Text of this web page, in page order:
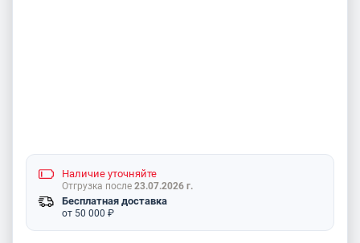
Наличие уточняйте
Отгрузка после 23.07.2026 г.
Бесплатная доставка
от 50 000 ₽